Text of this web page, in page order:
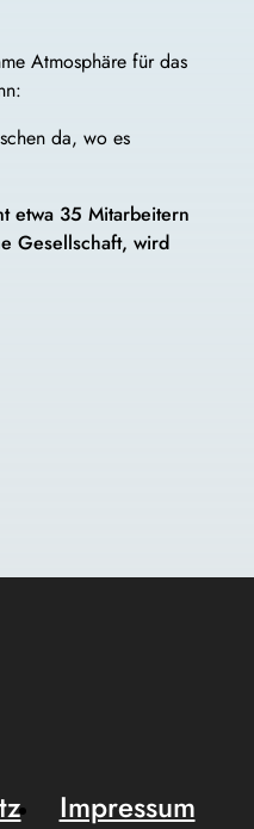
Atmosphäre für das
da, wo es
etwa 35 Mitarbeitern
Gesellschaft, wird
Impressum